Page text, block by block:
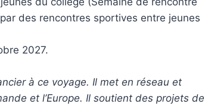
des rencontres sportives entre jeunes
2027.
à ce voyage. Il met en réseau et
et l’Europe. Il soutient des projets de